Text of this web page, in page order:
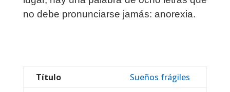
no debe pronunciarse jamás: anorexia.
Título
Sueños frágiles